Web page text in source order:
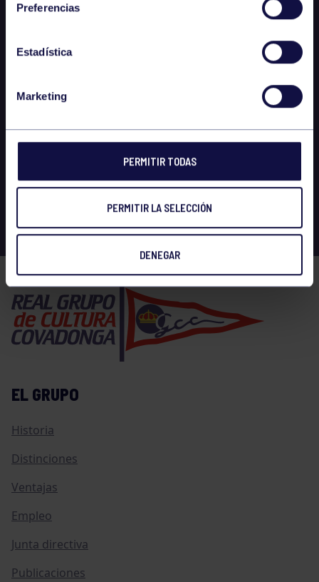
Preferencias
Estadística
Marketing
PERMITIR TODAS
PERMITIR LA SELECCIÓN
DENEGAR
EL GRUPO
Historia
Distinciones
Ventajas
Empleo
Junta directiva
Publicaciones